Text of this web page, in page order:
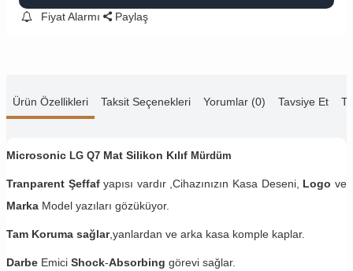
Fiyat Alarmı Paylaş
Ürün Özellikleri Taksit Seçenekleri Yorumlar (0) Tavsiye Et
Microsonic LG Q7 Mat Silikon Kılıf Mürdüm
Tranparent Şeffafyapısı vardır ,Cihazınızın Kasa Deseni, Logo ve
Marka Model yazıları gözüküyor.
Tam Koruma sağlar,yanlardan ve arka kasa komple kaplar.
Darbe Emici Shock-Absorbing görevi sağlar.